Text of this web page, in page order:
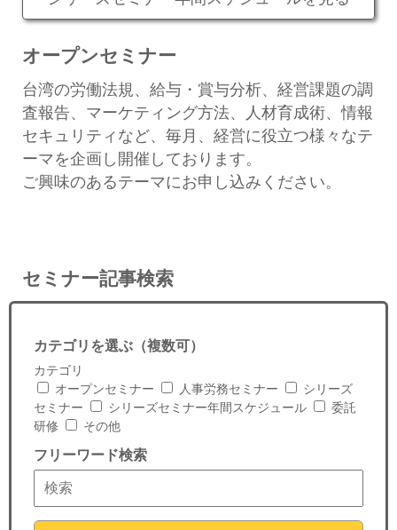
オープンセミナー
台湾の労働法規、給与・賞与分析、経営課題の調
査報告、マーケティング方法、人材育成術、情報
セキュリティなど、毎月、経営に役立つ様々なテ
ーマを企画し開催しております。
ご興味のあるテーマにお申し込みください。
セミナー記事検索
カテゴリを選ぶ（複数可）
カテゴリ
オープンセミナー
人事労務セミナー
シリーズ
セミナー
シリーズセミナー年間スケジュール
委託
研修
その他
フリーワード検索